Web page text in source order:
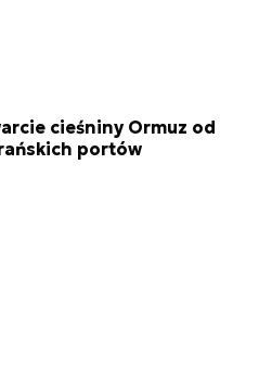
cieśniny Ormuz od
portów